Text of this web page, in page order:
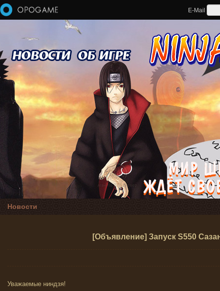
Перейти к основному содержанию
E-Mail
Новости
[Объявление] Запуск S550
Уважаемые ниндзя!